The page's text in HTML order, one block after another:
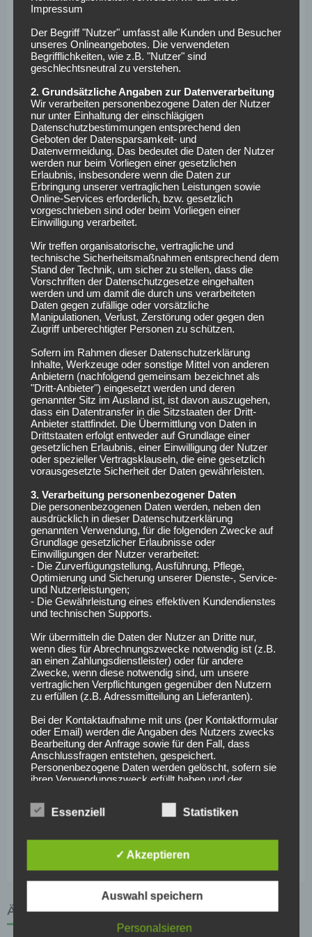
eigentlich nicht infrage, wenn überhaupt eine Leihe. Wir
Vertrag verlängert“. Hannover 96 hat angeblich Interesse
am Finnen. Die Wechselwahrscheinlichkeit ist aber mit
19% laut „transfermarkt“ gering.
Marktwert Pohjanpalo:1,5 Millionen Euro
Borussia Dortmund
Auch der 36-malige serbische Nationalspieler Neven
Subotic befindet sich in diesem Ranking. Im Sommer vom 1.
FC Köln nach Ende der Leihe zurückgekehrt, erhoffte sich
der 29-Jährige mehr Spielzeit bei den Borussen. Daraus
Spiele spielte Subotic in der Bundesliga, davon aber drei
über die volle Distanz. Im letzten Spiel der Hinrunde kam er
zu einem Kurzeinsatz (eine Minute). Im DFB-Pokal kam der
Serbe nicht zum Einsatz, saß alle drei Partien über 90
Minuten auf der Bank. In der Champions League spielte er
nur gegen Real Madrid über 90 Minuten. Die meisten
Spiele stand Subotic gar nicht im Kader der Schwarz-
Gelben. Zuletzt zeigte sich AS Saint-Étienne interessiert.
Der Vertrag Subotics beim BVB läuft am Ende der Saison
ab.
Marktwert Subotic:4 Millionen Euro
FC Bayen München
Beim FC Bayern München gab es keinen wirklichen
Reservisten, der über die komplette Hinserie fit war. Wenig
Spielzeit hatten Bernat, Friedl, Starke, Ribéry und Thiago.
Bei Bernat, Ribéry und Thiago waren schwere
Verletzungen Schuld an der geringen Spielzeit. Tom Starke
hatte eigentlich schon seine Karriere beendet, sprang aber
ein, als sich mit Neuer, Ulreich und Früchtl alle etatmäßigen
Torhüter verletzt hatten, und zeigte, dass er auch noch mit
36 Jahren in der Bundesliga spielen könnte. Marco Friedl
gab in der Hinrunde sein Debüt für die Münchener. Am
22.11 spielte er über 90 Minuten für den Rekordmeister in
der Champions League gegen RSC Anderlecht. Drei Tage
später durfte der 19-Jährige gegen Gladbach auch in der
Bundesliga sein Debüt geben. Sonst kam Friedl
überwiegend für die zweite Mannschaft der Münchener
zum Einsatz.
Teil 1 der Edelreservisten der Bundesliga-Hinrunde vom
ÄHNLICHE ARTIKEL
Impressum
Der Begriff "Nutzer" umfasst alle Kunden und Besucher
unseres Onlineangebotes. Die verwendeten
Begrifflichkeiten, wie z.B. "Nutzer" sind
geschlechtsneutral zu verstehen.
2. Grundsätzliche Angaben zur Datenverarbeitung
Wir verarbeiten personenbezogene Daten der Nutzer
nur unter Einhaltung der einschlägigen
Datenschutzbestimmungen entsprechend den
Geboten der Datensparsamkeit- und
Datenvermeidung. Das bedeutet die Daten der Nutzer
werden nur beim Vorliegen einer gesetzlichen
Erlaubnis, insbesondere wenn die Daten zur
Erbringung unserer vertraglichen Leistungen sowie
Online-Services erforderlich, bzw. gesetzlich
vorgeschrieben sind oder beim Vorliegen einer
Einwilligung verarbeitet.
Wir treffen organisatorische, vertragliche und
technische Sicherheitsmaßnahmen entsprechend dem
Stand der Technik, um sicher zu stellen, dass die
Vorschriften der Datenschutzgesetze eingehalten
werden und um damit die durch uns verarbeiteten
Daten gegen zufällige oder vorsätzliche
Manipulationen, Verlust, Zerstörung oder gegen den
Zugriff unberechtigter Personen zu schützen.
Sofern im Rahmen dieser Datenschutzerklärung
Inhalte, Werkzeuge oder sonstige Mittel von anderen
Anbietern (nachfolgend gemeinsam bezeichnet als
"Dritt-Anbieter") eingesetzt werden und deren
genannter Sitz im Ausland ist, ist davon auszugehen,
dass ein Datentransfer in die Sitzstaaten der Dritt-
Anbieter stattfindet. Die Übermittlung von Daten in
Drittstaaten erfolgt entweder auf Grundlage einer
gesetzlichen Erlaubnis, einer Einwilligung der Nutzer
oder spezieller Vertragsklauseln, die eine gesetzlich
vorausgesetzte Sicherheit der Daten gewährleisten.
3. Verarbeitung personenbezogener Daten
Die personenbezogenen Daten werden, neben den
ausdrücklich in dieser Datenschutzerklärung
genannten Verwendung, für die folgenden Zwecke auf
Grundlage gesetzlicher Erlaubnisse oder
Einwilligungen der Nutzer verarbeitet:
- Die Zurverfügungstellung, Ausführung, Pflege,
Optimierung und Sicherung unserer Dienste-, Service-
und Nutzerleistungen;
- Die Gewährleistung eines effektiven Kundendienstes
und technischen Supports.
Wir übermitteln die Daten der Nutzer an Dritte nur,
wenn dies für Abrechnungszwecke notwendig ist (z.B.
an einen Zahlungsdienstleister) oder für andere
Zwecke, wenn diese notwendig sind, um unsere
vertraglichen Verpflichtungen gegenüber den Nutzern
zu erfüllen (z.B. Adressmitteilung an Lieferanten).
Bei der Kontaktaufnahme mit uns (per Kontaktformular
oder Email) werden die Angaben des Nutzers zwecks
Bearbeitung der Anfrage sowie für den Fall, dass
Anschlussfragen entstehen, gespeichert.
Personenbezogene Daten werden gelöscht, sofern sie
ihren Verwendungszweck erfüllt haben und der
entgegenstehen.
Wir erheben Daten über jeden Zugriff auf den Server,
auf dem sich dieser Dienst befindet (so genannte
Serverlogfiles). Zu den Zugriffsdaten gehören Name
der abgerufenen Webseite, Datei, Datum und Uhrzeit
des Abrufs, übertragene Datenmenge, Meldung über
erfolgreichen Abruf, Browsertyp nebst Version, das
Betriebssystem des Nutzers, Referrer URL (die zuvor
besuchte Seite), IP-Adresse und der anfragende
Essenziell Statistiken
✓ Akzeptieren
Auswahl speichern
Personalsieren